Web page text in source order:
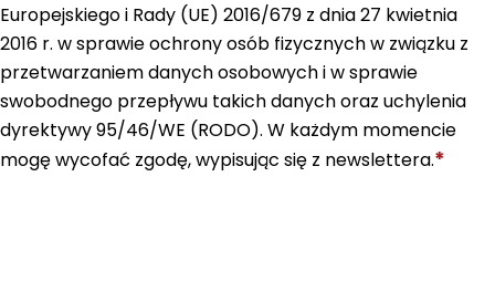
Europejskiego i Rady (UE) 2016/679 z dnia 27 kwietnia
2016 r. w sprawie ochrony osób fizycznych w związku z
przetwarzaniem danych osobowych i w sprawie
swobodnego przepływu takich danych oraz uchylenia
dyrektywy 95/46/WE (RODO). W każdym momencie
mogę wycofać zgodę, wypisując się z newslettera.*